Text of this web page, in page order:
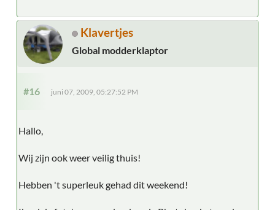
Klavertjes
Global modderklaptor
#16 juni 07, 2009, 05:27:52 PM
Hallo,
Wij zijn ook weer veilig thuis!
Hebben 't superleuk gehad dit weekend!